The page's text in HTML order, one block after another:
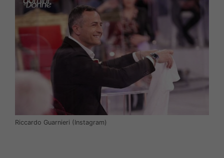
Riccardo Guarnieri (Instagram)